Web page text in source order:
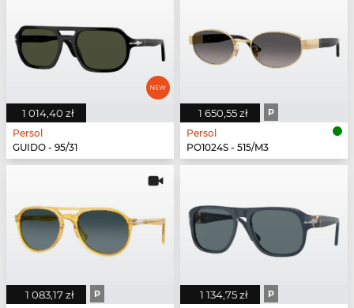
1 014,40 zł
Persol
GUIDO - 95/31
1 650,55 zł P
Persol
PO1024S - 515/M3
1 083,17 zł P 1 134,75 zł P